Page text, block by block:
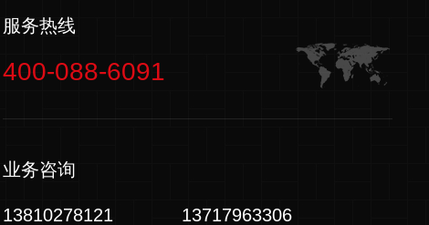
服务热线
400-088-6091
业务咨询
13810278121 13717963306